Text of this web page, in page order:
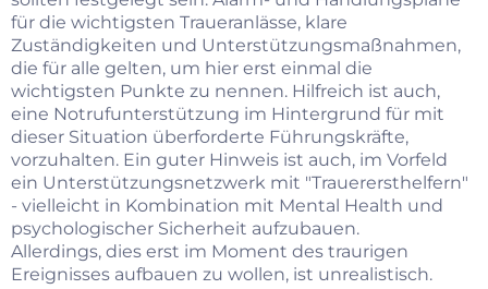
für die wichtigsten Traueranlässe, klare
Zuständigkeiten und Unterstützungsmaßnahmen,
die für alle gelten, um hier erst einmal die
wichtigsten Punkte zu nennen. Hilfreich ist auch,
eine Notrufunterstützung im Hintergrund für mit
dieser Situation überforderte Führungskräfte,
vorzuhalten. Ein guter Hinweis ist auch, im Vorfeld
ein Unterstützungsnetzwerk mit "Trauerersthelfern"
- vielleicht in Kombination mit Mental Health und
psychologischer Sicherheit aufzubauen.
Allerdings, dies erst im Moment des traurigen
Ereignisses aufbauen zu wollen, ist unrealistisch.